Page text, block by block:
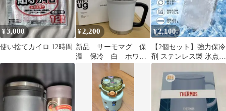
¥3,000
使い捨てカイロ 12時間
¥2,200
新品 サーモマグ 保
温 保冷 白 ホワイ
ト 蓋付き 取手付き
¥2,100
【2個セット】強力保冷
剤 ステンレス製 氷点下
キープ 倍速凍結 長時間
保冷1